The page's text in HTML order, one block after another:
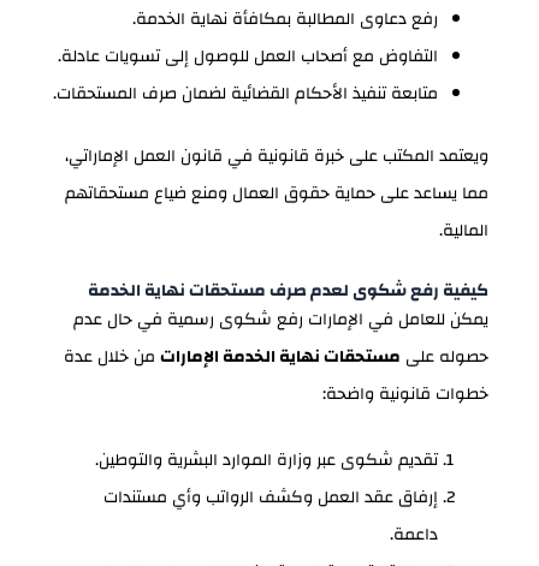
رفع دعاوى المطالبة بمكافأة نهاية الخدمة.
التفاوض مع أصحاب العمل للوصول إلى تسويات عادلة.
متابعة تنفيذ الأحكام القضائية لضمان صرف المستحقات.
ويعتمد المكتب على خبرة قانونية في قانون العمل الإماراتي،
مما يساعد على حماية حقوق العمال ومنع ضياع مستحقاتهم
المالية.
كيفية رفع شكوى لعدم صرف مستحقات نهاية الخدمة
يمكن للعامل في الإمارات رفع شكوى رسمية في حال عدم
حصوله على مستحقات نهاية الخدمة الإماراتمن خلال عدة
خطوات قانونية واضحة:
تقديم شكوى عبر وزارة الموارد البشرية والتوطين.
إرفاق عقد العمل وكشف الرواتب وأي مستندات
داعمة.